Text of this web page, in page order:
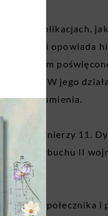
publikacjach,
ofiarom i opowiada
w tym
Rykach. W jego
i zrozumienia.
czci żołnierzy 11.
wybuchu II
społecznika i